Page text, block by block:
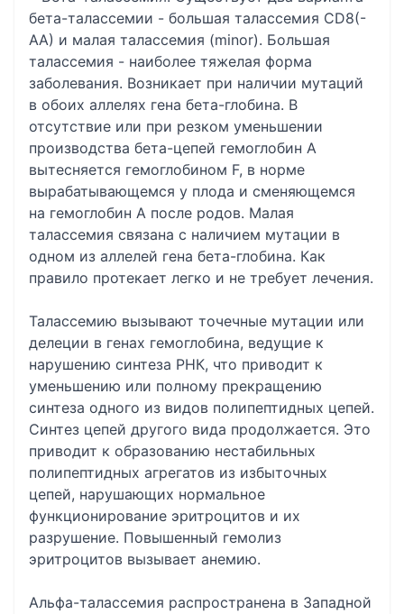
бета-талассемии - большая талассемия CD8(-
AA) и малая талассемия (minor). Большая
талассемия - наиболее тяжелая форма
заболевания. Возникает при наличии мутаций
в обоих аллелях гена бета-глобина. В
отсутствие или при резком уменьшении
производства бета-цепей гемоглобин А
вытесняется гемоглобином F, в норме
вырабатывающемся у плода и сменяющемся
на гемоглобин А после родов. Малая
талассемия связана с наличием мутации в
одном из аллелей гена бета-глобина. Как
правило протекает легко и не требует лечения.
Талассемию вызывают точечные мутации или
делеции в генах гемоглобина, ведущие к
нарушению синтеза РНК, что приводит к
уменьшению или полному прекращению
синтеза одного из видов полипептидных цепей.
Синтез цепей другого вида продолжается. Это
приводит к образованию нестабильных
полипептидных агрегатов из избыточных
цепей, нарушающих нормальное
функционирование эритроцитов и их
разрушение. Повышенный гемолиз
эритроцитов вызывает анемию.
Альфа-талассемия распространена в Западной